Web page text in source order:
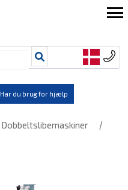
Har du brug for hjælp
Dobbeltslibemaskiner /